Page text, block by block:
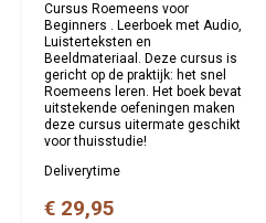
Cursus Roemeens voor
Beginners . Leerboek met Audio,
Luisterteksten en
Beeldmateriaal. Deze cursus is
gericht op de praktijk: het snel
Roemeens leren. Het boek bevat
uitstekende oefeningen maken
deze cursus uitermate geschikt
voor thuisstudie!
Deliverytime
€ 29,95